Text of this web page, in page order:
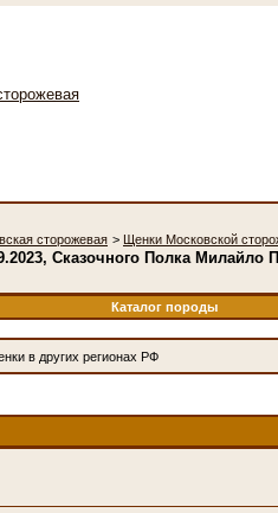
сторожевая > Щенки Московской
Сказочного Полка
Каталог породы
в других регионах РФ